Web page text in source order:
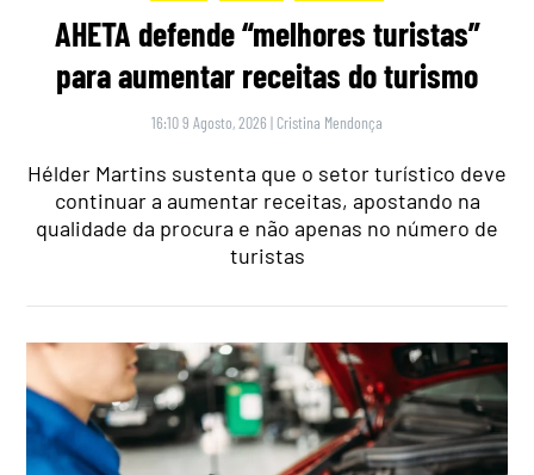
AHETA defende “melhores turistas”
para aumentar receitas do turismo
16:10 9 Agosto, 2026 | Cristina Mendonça
Hélder Martins sustenta que o setor turístico deve
continuar a aumentar receitas, apostando na
qualidade da procura e não apenas no número de
turistas